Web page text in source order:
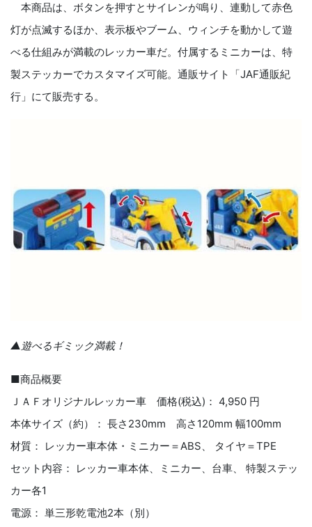
本商品は、ボタンを押すとサイレンが鳴り、連動して赤色
灯が点滅するほか、表示板やブーム、ウィンチを動かして遊
べる仕組みが満載のレッカー車だ。付属するミニカーは、特
製ステッカーでカスタマイズ可能。通販サイト「JAF通販紀
行」にて販売する。
▲遊べるギミック満載！
■商品概要
ＪＡＦオリジナルレッカー車 価格(税込)： 4,950 円
本体サイズ（約）： 長さ230mm 高さ120mm 幅100mm
材質： レッカー車本体・ミニカー＝ABS、 タイヤ＝TPE
セット内容： レッカー車本体、ミニカー、台車、 特製ステッ
カー各1
電源： 単三形乾電池2本（別）